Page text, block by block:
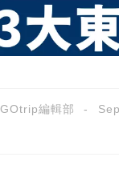
GOtrip編輯部